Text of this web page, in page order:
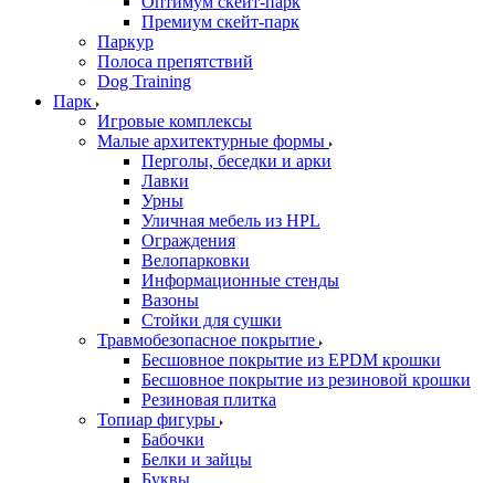
Премиум скейт-парк
Паркур
Полоса препятствий
Dog Training
Парк
Игровые комплексы
Малые архитектурные формы
Перголы, беседки и арки
Лавки
Урны
Уличная мебель из HPL
Ограждения
Велопарковки
Информационные стенды
Вазоны
Стойки для сушки
Травмобезопасное покрытие
Бесшовное покрытие из EPDM крошки
Бесшовное покрытие из резиновой крошки
Резиновая плитка
Топиар фигуры
Бабочки
Белки и зайцы
Буквы